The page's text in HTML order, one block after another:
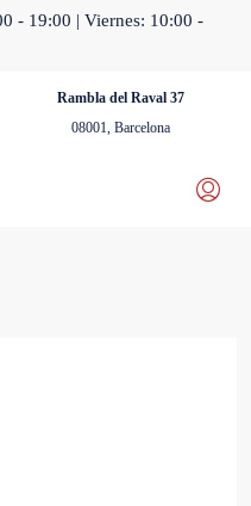
- 19:00 | Viernes: 10:00 -
Rambla del Raval 37
08001, Barcelona